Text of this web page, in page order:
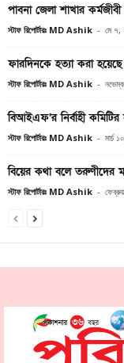
পাবনা জেলা শাখার
স্টাফ রিপোর্টারঃ MD Ashik - মে ৭,
ফারদিনকে হত্যা করা
স্টাফ রিপোর্টারঃ MD Ashik -
বিআইএফ’র নির্বাহী
স্টাফ রিপোর্টারঃ MD Ashik - মার্চ
বিয়ের কথা বলে তরুণীদের
স্টাফ রিপোর্টারঃ MD Ashik -